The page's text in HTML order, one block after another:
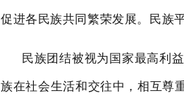
促进各民族共同繁荣发展。民族
民族团结被视为国家最高利
族在社会生活和交往中，相互尊